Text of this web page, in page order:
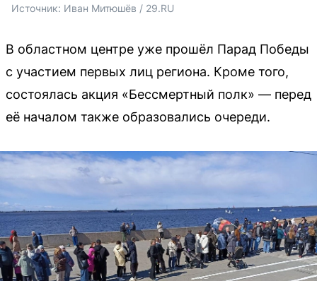
Источник: Иван Митюшёв / 29.RU
В областном центре уже прошёл Парад Победы
с участием первых лиц региона. Кроме того,
состоялась акция «Бессмертный полк» — перед
её началом также образовались очереди.